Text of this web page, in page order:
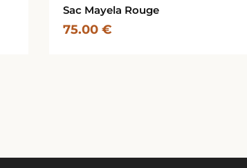
Sac Mayela Rouge
75.00 €